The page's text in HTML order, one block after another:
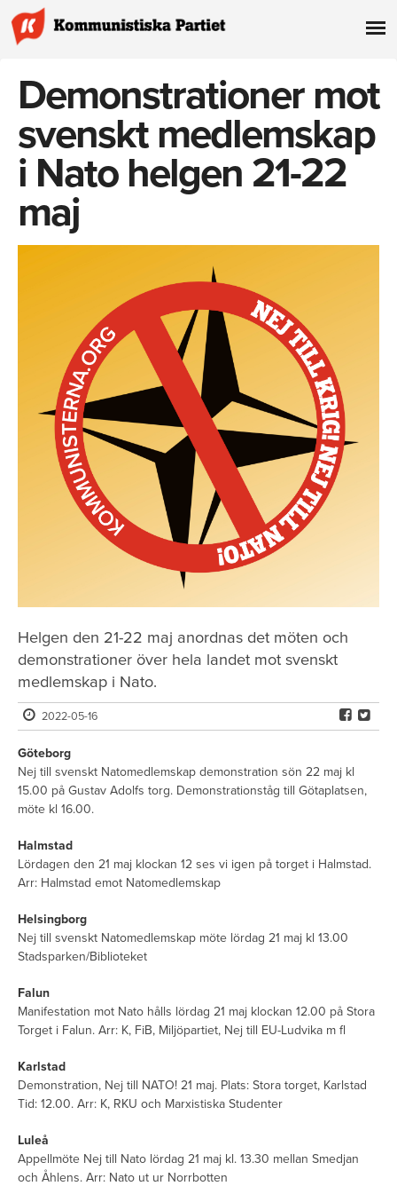
Demonstrationer mot
svenskt medlemskap
i Nato helgen 21-22
maj
Helgen den 21-22 maj anordnas det möten och
demonstrationer över hela landet mot svenskt
medlemskap i Nato.
2022-05-16
Göteborg
Nej till svenskt Natomedlemskap demonstration sön 22 maj kl
15.00 på Gustav Adolfs torg. Demonstrationståg till Götaplatsen,
möte kl 16.00.
Halmstad
Lördagen den 21 maj klockan 12 ses vi igen på torget i Halmstad.
Arr: Halmstad emot Natomedlemskap
Helsingborg
Nej till svenskt Natomedlemskap möte lördag 21 maj kl 13.00
Stadsparken/Biblioteket
Falun
Manifestation mot Nato hålls lördag 21 maj klockan 12.00 på Stora
Torget i Falun. Arr: K, FiB, Miljöpartiet, Nej till EU-Ludvika m fl
Karlstad
Demonstration, Nej till NATO! 21 maj. Plats: Stora torget, Karlstad
Tid: 12.00. Arr: K, RKU och Marxistiska Studenter
Luleå
Appellmöte Nej till Nato lördag 21 maj kl. 13.30 mellan Smedjan
och Åhlens. Arr: Nato ut ur Norrbotten